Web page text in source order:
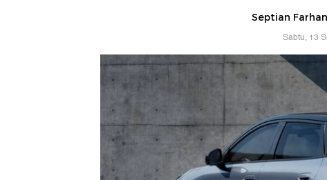
Septian
Sabtu, 13